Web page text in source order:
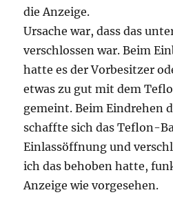
die Anzeige.
Ursache war, dass das
verschlossen war. Beim
hatte es der Vorbesitzer
etwas zu gut mit dem
gemeint. Beim Eindrehen
schaffte sich das Teflon-
Einlassöffnung und
ich das behoben hatte,
Anzeige wie vorgesehen.